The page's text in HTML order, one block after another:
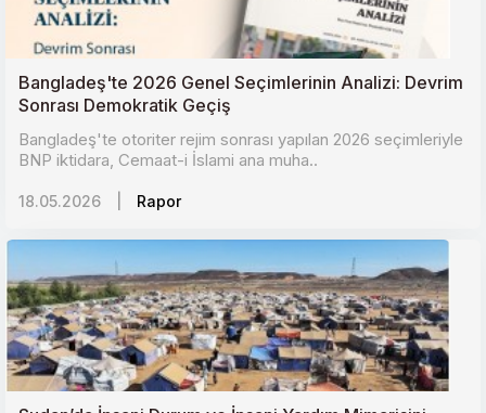
Bangladeş'te 2026 Genel Seçimlerinin Analizi: Devrim
Sonrası Demokratik Geçiş
Bangladeş'te otoriter rejim sonrası yapılan 2026 seçimleriyle
BNP iktidara, Cemaat-i İslami ana muha..
18.05.2026 Rapor